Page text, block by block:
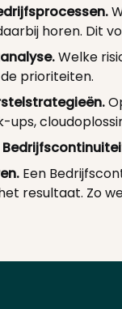
horen. Dit
Welke
prioriteiten.
ups,
Een
resultaat. Zo